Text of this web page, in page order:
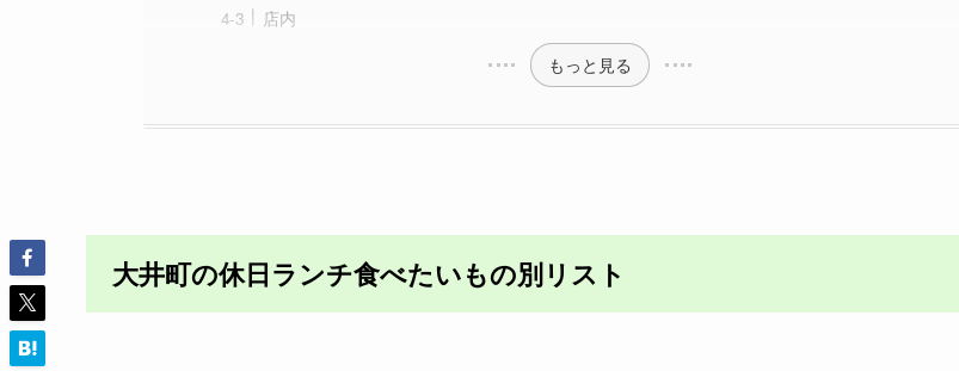
店内
もっと見る
大井町の休日ランチ食べたいもの別リスト